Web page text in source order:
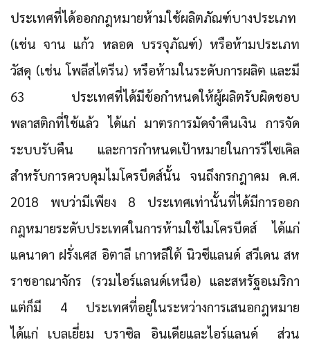
ประเทศที่ได้ออกกฎหมายห้ามใช้ผลิตภัณฑ์บางประเภท
(เช่น จาน แก้ว หลอด บรรจุภัณฑ์) หรือห้ามประเภท
วัสดุ (เช่น โพลีสไตรีน) หรือห้ามในระดับการผลิต และมี
63 ประเทศที่ได้มีข้อกำหนดให้ผู้ผลิตรับผิดชอบ
พลาสติกที่ใช้แล้ว ได้แก่ มาตรการมัดจำคืนเงิน การจัด
ระบบรับคืน และการกำหนดเป้าหมายในการรีไซเคิล
สำหรับการควบคุมไมโครบีดส์นั้น จนถึงกรกฎาคม ค.ศ.
2018 พบว่ามีเพียง 8 ประเทศเท่านั้นที่ได้มีการออก
กฎหมายระดับประเทศในการห้ามใช้ไมโครบีดส์ ได้แก่
แคนาดา ฝรั่งเศส อิตาลี เกาหลีใต้ นิวซีแลนด์ สวีเดน สห
ราชอาณาจักร (รวมไอร์แลนด์เหนือ) และสหรัฐอเมริกา
แต่ก็มี 4 ประเทศที่อยู่ในระหว่างการเสนอกฎหมาย
ได้แก่ เบลเยี่ยม บราซิล อินเดียและไอร์แลนด์ ส่วน